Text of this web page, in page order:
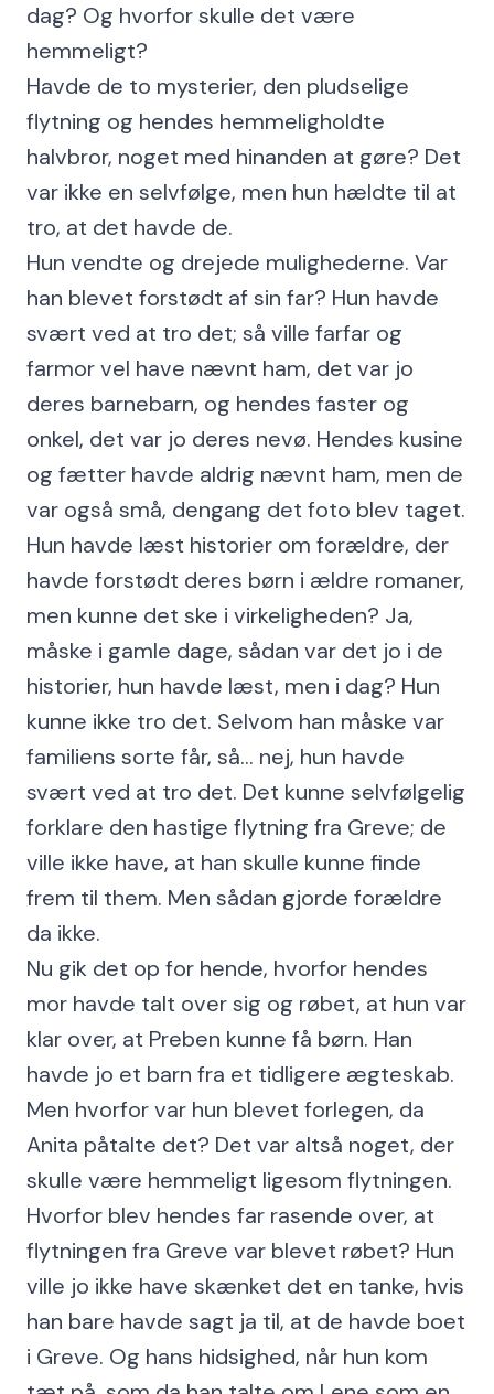
dag? Og hvorfor skulle det være
hemmeligt?
Havde de to mysterier, den pludselige
flytning og hendes hemmeligholdte
halvbror, noget med hinanden at gøre? Det
var ikke en selvfølge, men hun hældte til at
tro, at det havde de.
Hun vendte og drejede mulighederne. Var
han blevet forstødt af sin far? Hun havde
svært ved at tro det; så ville farfar og
farmor vel have nævnt ham, det var jo
deres barnebarn, og hendes faster og
onkel, det var jo deres nevø. Hendes kusine
og fætter havde aldrig nævnt ham, men de
var også små, dengang det foto blev taget.
Hun havde læst historier om forældre, der
havde forstødt deres børn i ældre romaner,
men kunne det ske i virkeligheden? Ja,
måske i gamle dage, sådan var det jo i de
historier, hun havde læst, men i dag? Hun
kunne ikke tro det. Selvom han måske var
familiens sorte får, så... nej, hun havde
svært ved at tro det. Det kunne selvfølgelig
forklare den hastige flytning fra Greve; de
ville ikke have, at han skulle kunne finde
frem til them. Men sådan gjorde forældre
da ikke.
Nu gik det op for hende, hvorfor hendes
mor havde talt over sig og røbet, at hun var
klar over, at Preben kunne få børn. Han
havde jo et barn fra et tidligere ægteskab.
Men hvorfor var hun blevet forlegen, da
Anita påtalte det? Det var altså noget, der
skulle være hemmeligt ligesom flytningen.
Hvorfor blev hendes far rasende over, at
flytningen fra Greve var blevet røbet? Hun
ville jo ikke have skænket det en tanke, hvis
han bare havde sagt ja til, at de havde boet
i Greve. Og hans hidsighed, når hun kom